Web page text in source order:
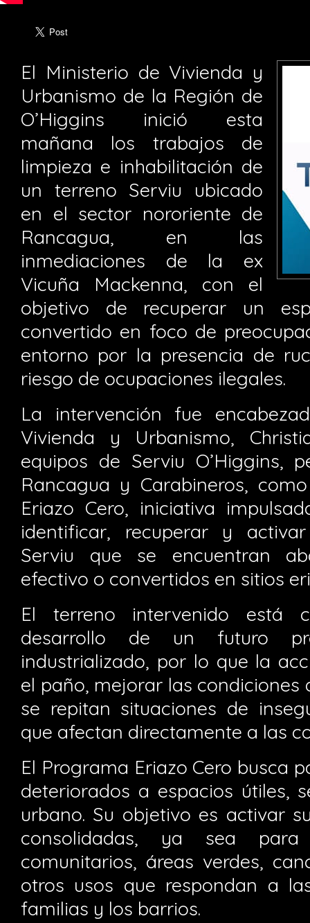
El Ministerio de Vivienda y
Urbanismo de la Región de
O’Higgins inició esta
mañana los trabajos de
limpieza e inhabilitación de
un terreno Serviu ubicado
en el sector nororiente de
Rancagua, en las
inmediaciones de la ex
Vicuña Mackenna, con el
objetivo de recuperar un
convertido en foco de
entorno por la presencia de
riesgo de ocupaciones ilegales.
La intervención fue
Vivienda y Urbanismo,
equipos de Serviu O’Higgins,
Rancagua y Carabineros,
Eriazo Cero, iniciativa
identificar, recuperar y
Serviu que se encuentran
efectivo o convertidos en sitios
El terreno intervenido está
desarrollo de un futuro
industrializado, por lo que la
el paño, mejorar las condiciones
se repitan situaciones de
que afectan directamente a las
El Programa Eriazo Cero busca
deteriorados a espacios útiles,
urbano. Su objetivo es activar
consolidadas, ya sea para
comunitarios, áreas verdes,
otros usos que respondan a
familias y los barrios.